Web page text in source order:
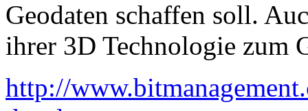
Geodaten schaffen soll.
ihrer 3D Technologie zum
http://